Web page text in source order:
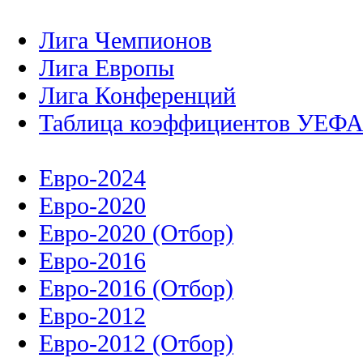
Лига Чемпионов
Лига Европы
Лига Конференций
Таблица коэффициентов УЕФА
Евро-2024
Евро-2020
Евро-2020 (Отбор)
Евро-2016
Евро-2016 (Отбор)
Евро-2012
Евро-2012 (Отбор)